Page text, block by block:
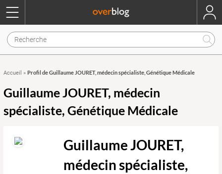
Accueil » Profil de Guillaume JOURET, médecin spécialiste, Génétique Médicale
Guillaume JOURET, médecin
spécialiste, Génétique Médicale
Guillaume JOURET,
médecin spécialiste,